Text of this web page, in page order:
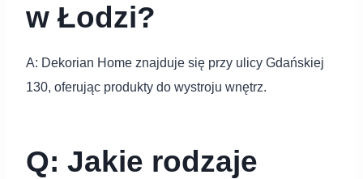
w Łodzi?
A: Dekorian Home znajduje się przy ulicy Gdańskiej
130, oferując produkty do wystroju wnętrz.
Q: Jakie rodzaje